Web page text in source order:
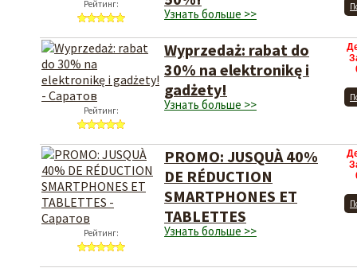
Рейтинг:
Узнать больше >>
Рейтинг:
Wyprzedaż: rabat do
30% na elektronikę i
gadżety!
Узнать больше >>
Рейтинг:
PROMO: JUSQUÀ 40%
DE RÉDUCTION
SMARTPHONES ET
TABLETTES
Узнать больше >>